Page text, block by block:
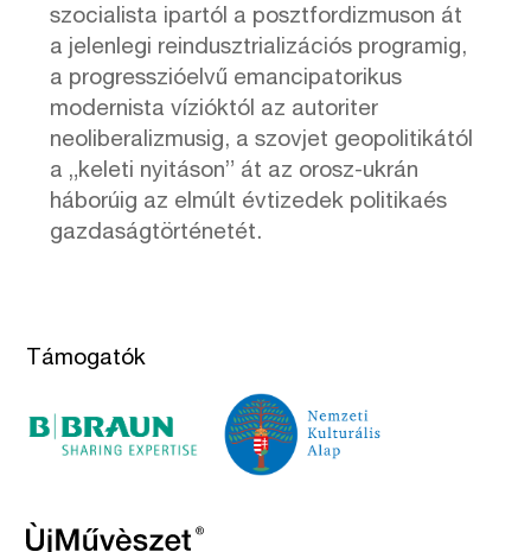
szocialista ipartól a posztfordizmuson át
a jelenlegi reindusztrializációs programig,
a progresszióelvű emancipatorikus
modernista vízióktól az autoriter
neoliberalizmusig, a szovjet geopolitikától
a „keleti nyitáson” át az orosz-ukrán
háborúig az elmúlt évtizedek politikaés
gazdaságtörténetét.
Támogatók